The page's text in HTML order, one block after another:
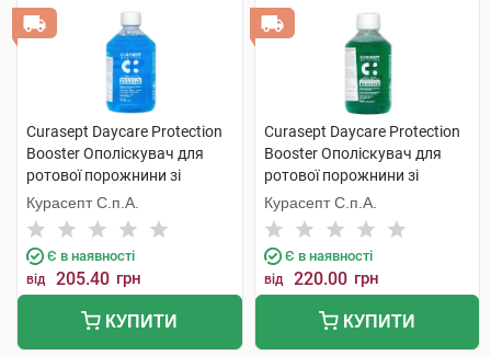
Curasept Daycare Protection
Booster Ополіскувач для
ротової порожнини зі
смаком морозної м'яти 500
мл 1 флакон
Курасепт С.п.А.
Є в наявності
від 205.40 грн
КУПИТИ
Curasept Daycare Protection
Booster Ополіскувач для
ротової порожнини зі
смаком трав'яного буму 250
мл 1 флакон
Курасепт С.п.А.
Є в наявності
від 220.00 грн
КУПИТИ